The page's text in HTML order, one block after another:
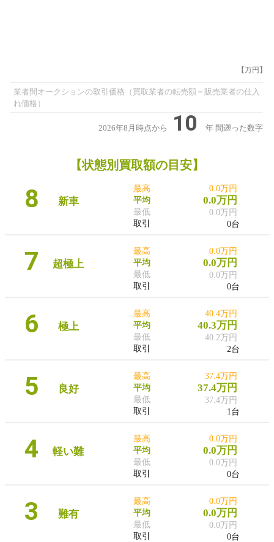
【万円】
業者間オークションの取引価格（買取業者の転売額＝販売業者の仕入
れ価格）
2026年8月時点から 10 年 間遡った数字
【状態別買取額の目安】
8 新車
最高
平均
最低
取引
0.0万円
0.0万円
0.0万円
0台
7 超極上
最高
平均
最低
取引
0.0万円
0.0万円
0.0万円
0台
6 極上
最高
平均
最低
取引
40.4万円
40.3万円
40.2万円
2台
5 良好
最高
平均
最低
取引
37.4万円
37.4万円
37.4万円
1台
4 軽い難
最高
平均
最低
取引
0.0万円
0.0万円
0.0万円
0台
3 難有
最高
平均
最低
取引
0.0万円
0.0万円
0.0万円
0台